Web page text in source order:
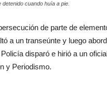
cuando huía a pie.
de parte de
a un transeúnte y luego
disparó e hirió a un
y Periodismo.